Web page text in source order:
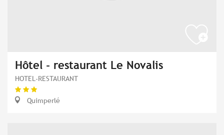
Hôtel - restaurant Le Novalis
HOTEL-RESTAURANT
Quimperlé